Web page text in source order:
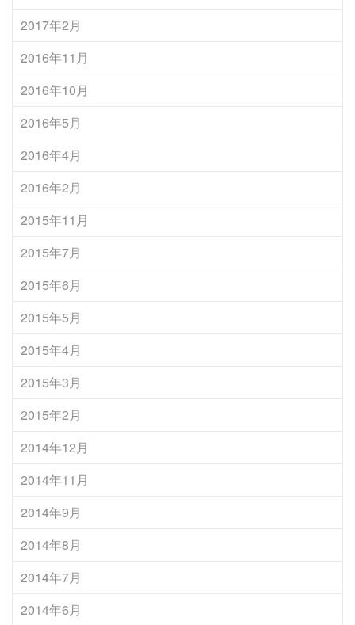
2017年2月
2016年11月
2016年10月
2016年5月
2016年4月
2016年2月
2015年11月
2015年7月
2015年6月
2015年5月
2015年4月
2015年3月
2015年2月
2014年12月
2014年11月
2014年9月
2014年8月
2014年7月
2014年6月